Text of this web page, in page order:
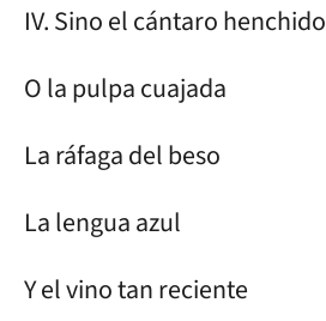
IV. Sino el cántaro henchido
O la pulpa cuajada
La ráfaga del beso
La lengua azul
Y el vino tan reciente